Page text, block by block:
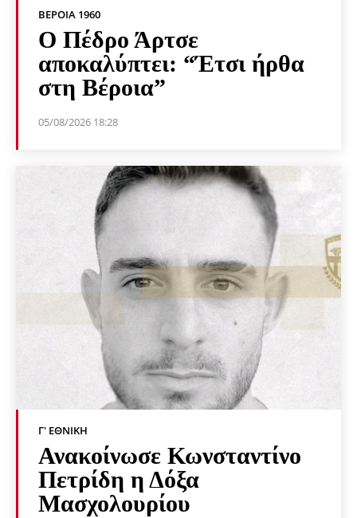
ΒΕΡΟΙΑ 1960
Ο Πέδρο Άρτσε
αποκαλύπτει: “Έτσι ήρθα
στη Βέροια”
05/08/2026 18:28
Γ' ΕΘΝΙΚΉ
Ανακοίνωσε Κωνσταντίνο
Πετρίδη η Δόξα
Μασχολουρίου